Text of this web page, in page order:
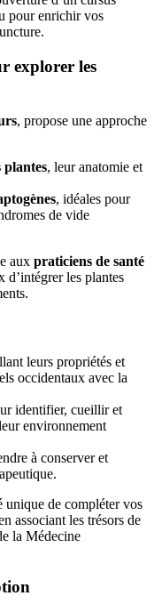
pour enrichir vos
explorer les
, propose une approche
plantes, leur anatomie et
, idéales pour
de vide
aux praticiens de santé
d’intégrer les plantes
leurs propriétés et
occidentaux avec la
identifier, cueillir et
environnement
à conserver et
unique de compléter vos
associant les trésors de
la Médecine